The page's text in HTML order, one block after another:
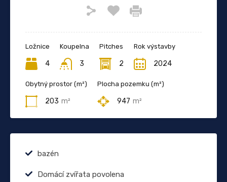
Ložnice
4
Koupelna
3
Pitches
2
Rok výstavby
2024
Obytný prostor (m²)
203 m²
Plocha pozemku (m²)
947 m²
bazén
Domácí zvířata povolena